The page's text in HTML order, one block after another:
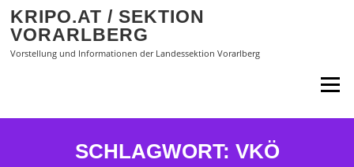
Zum
Inhalt
springen
KRIPO.AT / SEKTION
VORARLBERG
Vorstellung und Informationen der Landessektion Vorarlberg
Menü
SCHLAGWORT: VKÖ